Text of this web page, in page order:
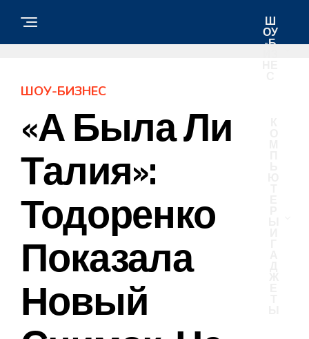
Ш
ОУ
-Б
ШОУ-БИЗНЕС
«А Была Ли
Талия»:
Тодоренко
Показала
Новый